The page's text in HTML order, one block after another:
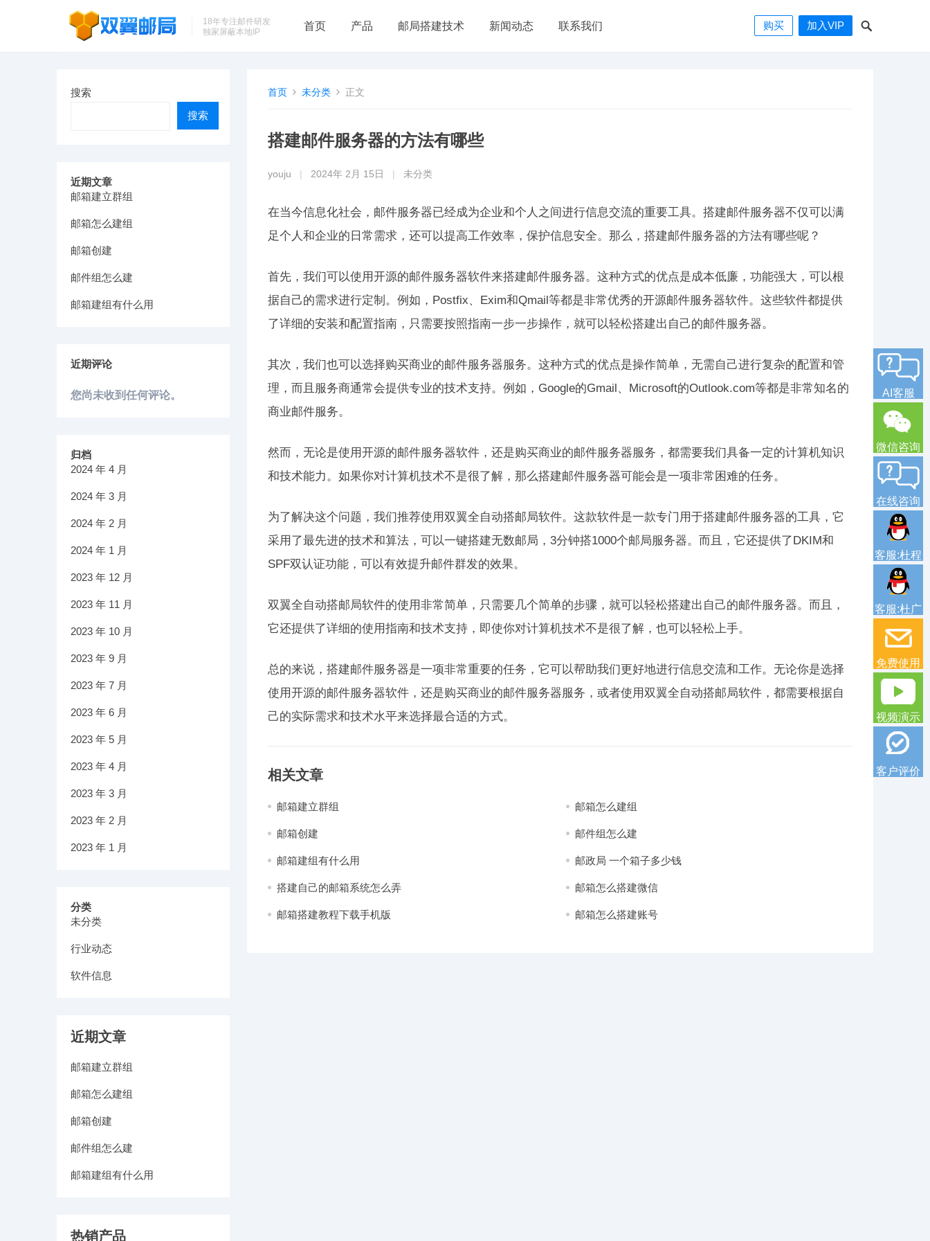
18年专注邮件研发
独家屏蔽本地IP
首页 产品 邮局搭建技术 新闻动态 联系我们 购买 加入VIP
首页 未分类 正文
搭建邮件服务器的方法有哪些
youju 2024年 2月 15日 未分类
在当今信息化社会，邮件服务器已经成为企业和个人之间进行信息交流的重要工具。搭建邮件服务器不仅可以满
足个人和企业的日常需求，还可以提高工作效率，保护信息安全。那么，搭建邮件服务器的方法有哪些呢？
首先，我们可以使用开源的邮件服务器软件来搭建邮件服务器。这种方式的优点是成本低廉，功能强大，可以根
据自己的需求进行定制。例如，Postfix、Exim和Qmail等都是非常优秀的开源邮件服务器软件。这些软件都提供
了详细的安装和配置指南，只需要按照指南一步一步操作，就可以轻松搭建出自己的邮件服务器。
其次，我们也可以选择购买商业的邮件服务器服务。这种方式的优点是操作简单，无需自己进行复杂的配置和管
理，而且服务商通常会提供专业的技术支持。例如，Google的Gmail、Microsoft的Outlook.com等都是非常知名的
商业邮件服务。
然而，无论是使用开源的邮件服务器软件，还是购买商业的邮件服务器服务，都需要我们具备一定的计算机知识
和技术能力。如果你对计算机技术不是很了解，那么搭建邮件服务器可能会是一项非常困难的任务。
为了解决这个问题，我们推荐使用双翼全自动搭邮局软件。这款软件是一款专门用于搭建邮件服务器的工具，它
采用了最先进的技术和算法，可以一键搭建无数邮局，3分钟搭1000个邮局服务器。而且，它还提供了DKIM和
SPF双认证功能，可以有效提升邮件群发的效果。
双翼全自动搭邮局软件的使用非常简单，只需要几个简单的步骤，就可以轻松搭建出自己的邮件服务器。而且，
它还提供了详细的使用指南和技术支持，即使你对计算机技术不是很了解，也可以轻松上手。
总的来说，搭建邮件服务器是一项非常重要的任务，它可以帮助我们更好地进行信息交流和工作。无论你是选择
使用开源的邮件服务器软件，还是购买商业的邮件服务器服务，或者使用双翼全自动搭邮局软件，都需要根据自
己的实际需求和技术水平来选择最合适的方式。
相关文章
邮箱建立群组 邮箱怎么建组
邮箱创建 邮件组怎么建
邮箱建组有什么用 邮政局 一个箱子多少钱
搭建自己的邮箱系统怎么弄 邮箱怎么搭建微信
邮箱搭建教程下载手机版 邮箱怎么搭建账号
搜索
搜索
近期文章
邮箱建立群组
邮箱怎么建组
邮箱创建
邮件组怎么建
邮箱建组有什么用
近期评论
您尚未收到任何评论。
归档
2024 年 4 月
2024 年 3 月
2024 年 2 月
2024 年 1 月
2023 年 12 月
2023 年 11 月
2023 年 10 月
2023 年 9 月
2023 年 7 月
2023 年 6 月
2023 年 5 月
2023 年 4 月
2023 年 3 月
2023 年 2 月
2023 年 1 月
分类
未分类
行业动态
软件信息
近期文章
邮箱建立群组
邮箱怎么建组
邮箱创建
邮件组怎么建
邮箱建组有什么用
热销产品
AI客服
微信咨询
在线咨询
客服:杜程
客服:杜广
免费使用
视频演示
客户评价